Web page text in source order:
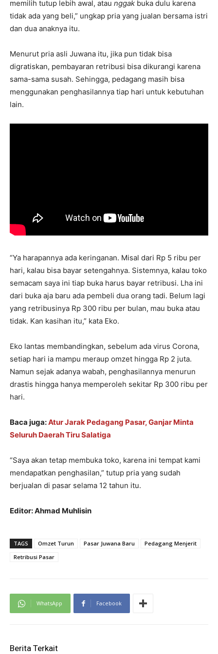
memilih tutup lebih awal, atau nggak buka dulu karena
tidak ada yang beli,” ungkap pria yang jualan bersama istri
dan dua anaknya itu.
Menurut pria asli Juwana itu, jika pun tidak bisa
digratiskan, pembayaran retribusi bisa dikurangi karena
sama-sama susah. Sehingga, pedagang masih bisa
menggunakan penghasilannya tiap hari untuk kebutuhan
lain.
“Ya harapannya ada keringanan. Misal dari Rp 5 ribu per
hari, kalau bisa bayar setengahnya. Sistemnya, kalau toko
semacam saya ini tiap buka harus bayar retribusi. Lha ini
dari buka aja baru ada pembeli dua orang tadi. Belum lagi
yang retribusinya Rp 300 ribu per bulan, mau buka atau
tidak. Kan kasihan itu,” kata Eko.
Eko lantas membandingkan, sebelum ada virus Corona,
setiap hari ia mampu meraup omzet hingga Rp 2 juta.
Namun sejak adanya wabah, penghasilannya menurun
drastis hingga hanya memperoleh sekitar Rp 300 ribu per
hari.
Baca juga:Atur Jarak Pedagang Pasar, Ganjar Minta
Seluruh Daerah Tiru Salatiga
“Saya akan tetap membuka toko, karena ini tempat kami
mendapatkan penghasilan,” tutup pria yang sudah
berjualan di pasar selama 12 tahun itu.
Editor: Ahmad Muhlisin
TAGS Omzet Turun Pasar Juwana Baru
Pedagang Menjerit
Retribusi Pasar
WhatsApp Facebook
Berita Terkait